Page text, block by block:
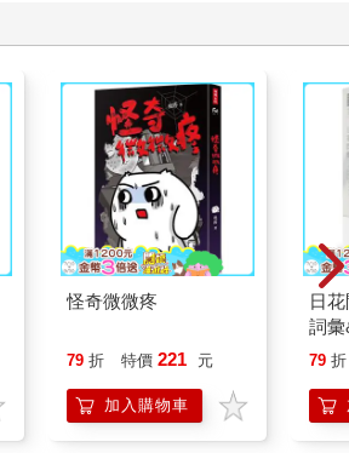
怪奇微微疼
79 折 特價 221 元
加入購物車
日
詞
79 折